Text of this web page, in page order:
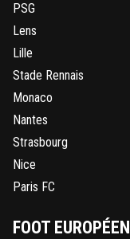
PSG
Lens
Lille
Stade Rennais
Monaco
Nantes
Strasbourg
Nice
Paris FC
FOOT EUROPÉEN